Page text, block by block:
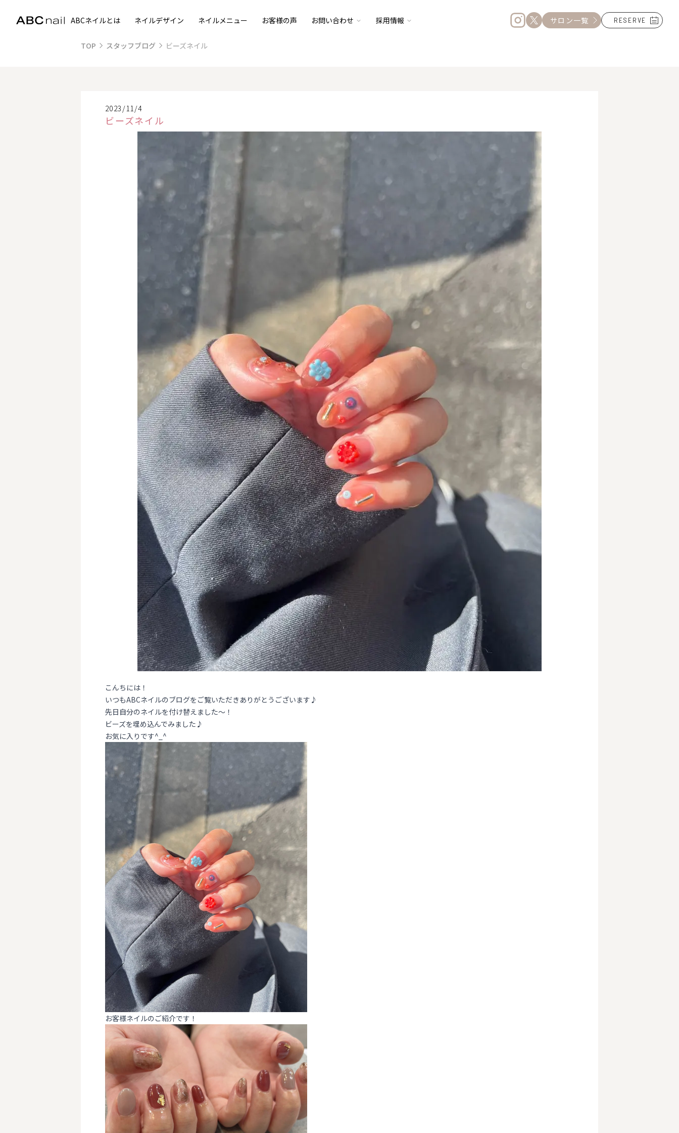
ABCネイルとは ネイルデザイン ネイルメニュー お客様の声 お問い合わせ 採用情報 サロン一覧 RESERVE
TOP スタッフブログ ビーズネイル
2023/11/4
ビーズネイル
こんちには！
いつもABCネイルのブログをご覧いただきありがとうございます♪
先日自分のネイルを付け替えました〜！
ビーズを埋め込んでみました♪
お気に入りです^_^
お客様ネイルのご紹介です！